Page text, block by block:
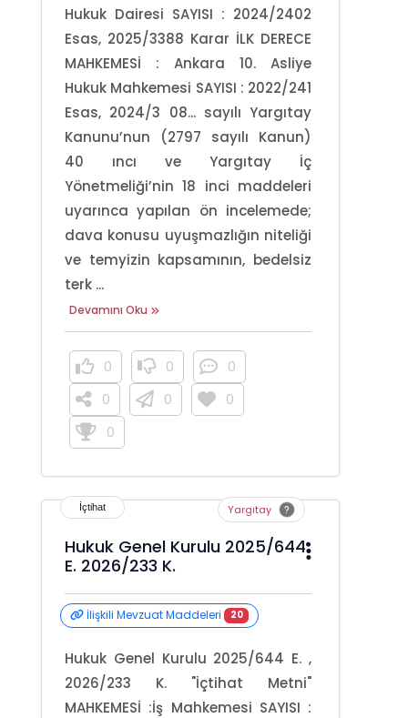
Hukuk Dairesi SAYISI : 2024/2402
Esas, 2025/3388 Karar İLK DERECE
MAHKEMESİ : Ankara 10. Asliye
Hukuk Mahkemesi SAYISI : 2022/241
Esas, 2024/3 08... sayılı Yargıtay
Kanunu’nun (2797 sayılı Kanun)
40 ıncı ve Yargıtay İç
Yönetmeliği’nin 18 inci maddeleri
uyarınca yapılan ön incelemede;
dava konusu uyuşmazlığın niteliği
ve temyizin kapsamının, bedelsiz
terk ...
Devamını Oku
0 0
0
0
0
0
0
Yargıtay
Hukuk Genel Kurulu 2025/644
E. 2026/233 K.
İlişkili Mevzuat Maddeleri 20
Hukuk Genel Kurulu 2025/644 E. ,
2026/233 K. "İçtihat Metni"
MAHKEMESİ :İş Mahkemesi SAYISI :